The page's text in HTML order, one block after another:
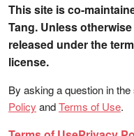
This site is co-
Tang. Unless
released under the
license.
By asking a question in
Policy andTerms of Use.